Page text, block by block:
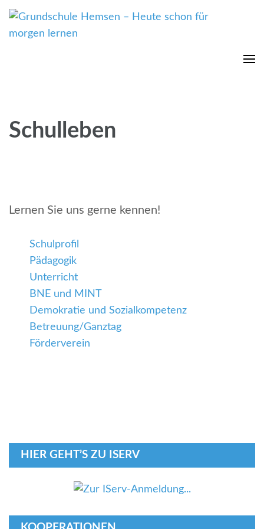
Schulleben
Lernen Sie uns gerne kennen!
Schulprofil
Pädagogik
Unterricht
BNE und MINT
Demokratie und Sozialkompetenz
Betreuung/Ganztag
Förderverein
HIER GEHT’S ZU ISERV